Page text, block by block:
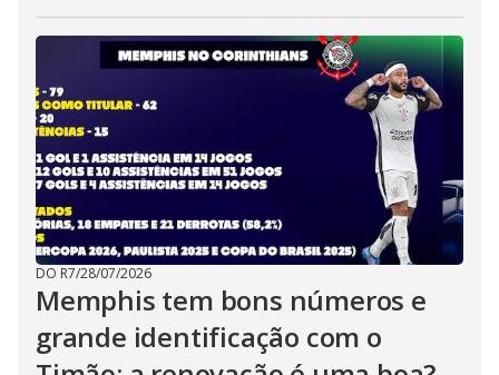
DO R7/28/07/2026
Memphis tem bons números e
grande identificação com o